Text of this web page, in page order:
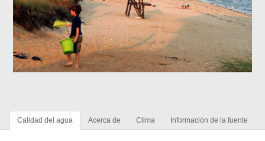
Calidad del agua Acerca de Clima Información de la fuente